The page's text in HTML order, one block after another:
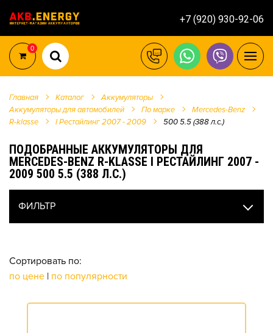
+7 (920) 930-92-06
0
Главная Каталог
Аккумуляторы
Аккумуляторы для автомобилей
По марке
Mercedes-Benz
R-klasse
I Рестайлинг 2007 - 2009 500 5.5 (388 л.с.)
ПОДОБРАННЫЕ АККУМУЛЯТОРЫ ДЛЯ
MERCEDES-BENZ R-KLASSE I РЕСТАЙЛИНГ 2007 -
2009 500 5.5 (388 Л.С.)
ФИЛЬТР
Сортировать по:
по цене | по популярности